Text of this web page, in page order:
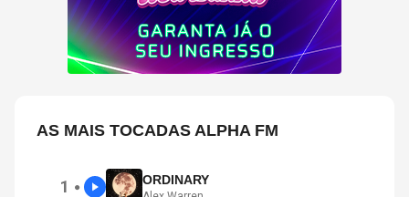
AS MAIS TOCADAS ALPHA FM
1 ● ORDINARY